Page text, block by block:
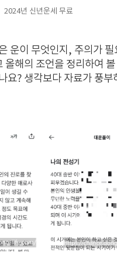
2024년 신년운세 무료
운이 무엇인지, 주의가 필
올해의 조언을 정리하여 볼
요? 생각보다 자료가 풍부